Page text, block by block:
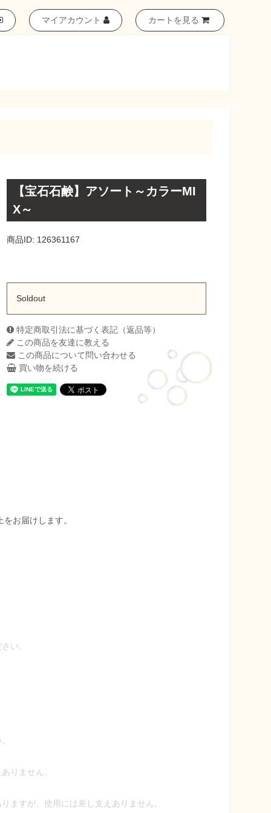
マイアカウント カートを見る
【宝石石鹸】アソート～カラーMI
X～
商品ID: 126361167
Soldout
特定商取引法に基づく表記（返品等）
この商品を友達に教える
この商品について問い合わせる
買い物を続ける
お届けします。
い。
りません。
ますが、使用には差し支えありません。